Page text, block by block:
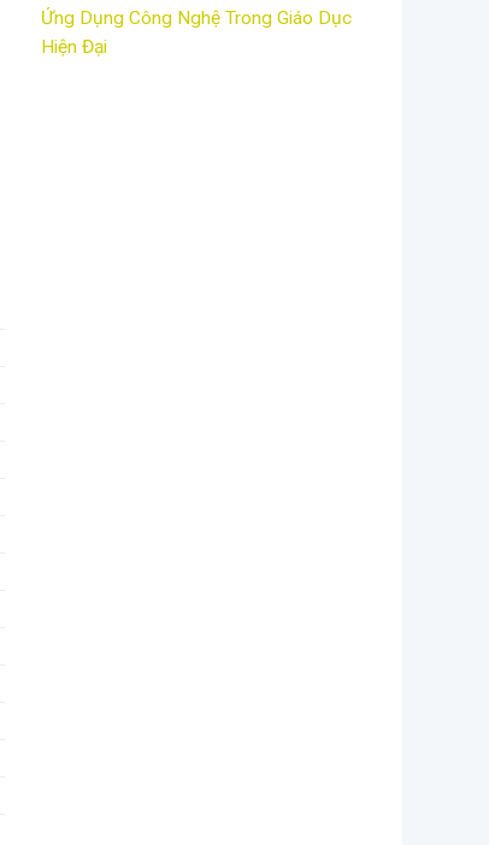
Ứng Dụng Công Nghệ Trong Giáo Dục
Hiện Đại